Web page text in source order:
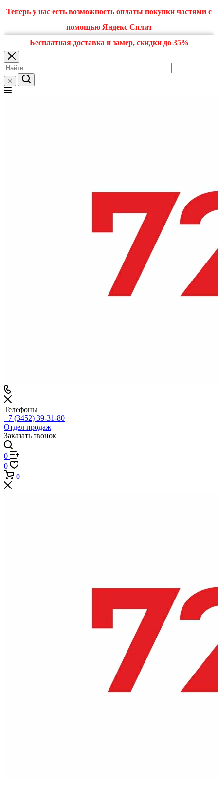
Теперь у нас есть возможность оплаты покупки частями с
помощью Яндекс Сплит
Бесплатная доставка и замер, скидки до 35%
Телефоны
+7 (3452) 39-31-80
Отдел продаж
Заказать звонок
0
0
0